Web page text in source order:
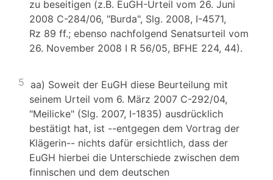
zu beseitigen (z.B. EuGH-Urteil vom 26. Juni
2008 C-284/06, "Burda", Slg. 2008, I-4571,
Rz 89 ff.; ebenso nachfolgend Senatsurteil vom
26. November 2008 I R 56/05, BFHE 224, 44).
5 aa) Soweit der EuGH diese Beurteilung mit
seinem Urteil vom 6. März 2007 C-292/04,
"Meilicke" (Slg. 2007, I-1835) ausdrücklich
bestätigt hat, ist --entgegen dem Vortrag der
Klägerin-- nichts dafür ersichtlich, dass der
EuGH hierbei die Unterschiede zwischen dem
finnischen und dem deutschen